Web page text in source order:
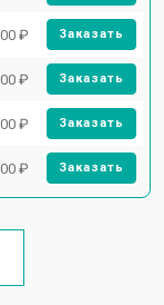
₽ Заказать
₽ Заказать
₽ Заказать
₽ Заказать